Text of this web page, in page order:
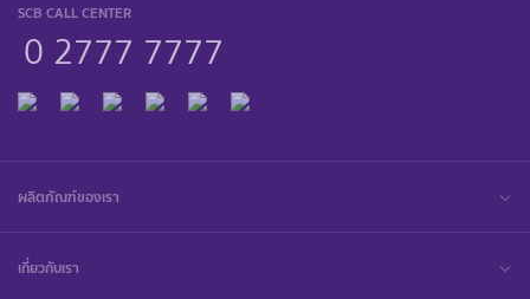
SCB CALL CENTER
0 2777 7777
ผลิตภัณฑ์ของเรา
เกี่ยวกับเรา